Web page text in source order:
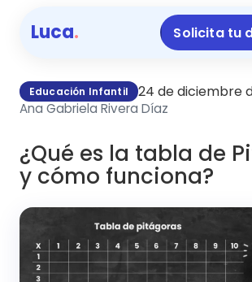
Luca. Solicita tu
Educación Infantil 24 de diciembre
Ana Gabriela Rivera Díaz
¿Qué es la tabla de
y cómo funciona?